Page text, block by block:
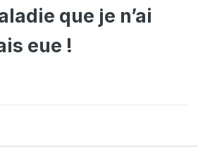
que je n’ai
eue !